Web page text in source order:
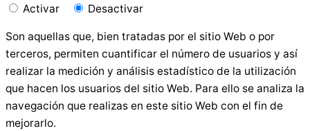
Activar Desactivar
Son aquellas que, bien tratadas por el sitio Web o por
terceros, permiten cuantificar el número de usuarios y así
realizar la medición y análisis estadístico de la utilización
que hacen los usuarios del sitio Web. Para ello se analiza la
navegación que realizas en este sitio Web con el fin de
mejorarlo.